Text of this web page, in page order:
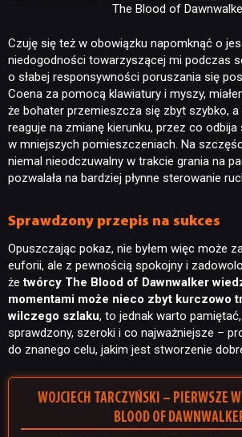
The Blood of
Czuję się też w obowiązku napomknąć o
niedogodności towarzyszącej mi podczas
o słabej responsywności poruszania się
Coena za pomocą klawiatury i myszy,
że bohater przemieszcza się zbyt szybko,
reaguje na zmianę kierunku, przez co odbija
w mniejszych pomieszczeniach. Na
niemal nieodczuwalny w trakcie grania na
pozwalała na bardziej płynne sterowanie
Sprawdzony przepis na sukces
Opuszczając pokaz, nie byłem więc może
euforii, ale z pewnością spokojny i
żetwórcy The Blood of Dawnwalker
momentami może nieco zbyt kurczowo
wilczego szlaku, to jednak warto
sprawdzony, szeroki i co najważniejsze –
do znanego celu, jakim jest stworzenie
WOJCIECH TARCZYŃSKI – PIERWSZE
BLOOD OF